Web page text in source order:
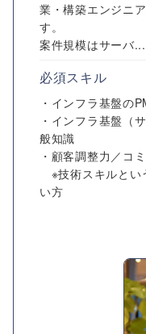
業・構築エンジニ
す。
案件規模はサーバ...
必須スキル
・インフラ基盤の
・インフラ基盤（
般知識
・顧客調整力／コ
※技術スキルとい
い方